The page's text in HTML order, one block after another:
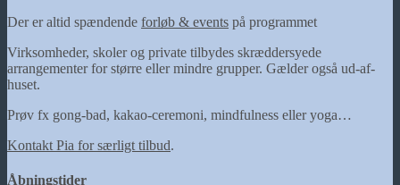
Der er altid spændende forløb & events på programmet
Virksomheder, skoler og private tilbydes skræddersyede
arrangementer for større eller mindre grupper. Gælder også ud-af-
huset.
Prøv fx gong-bad, kakao-ceremoni, mindfulness eller yoga…
Kontakt Pia for særligt tilbud.
Åbningstider